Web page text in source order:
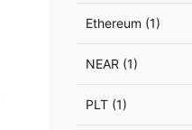
Ethereum (1)
NEAR (1)
PLT (1)